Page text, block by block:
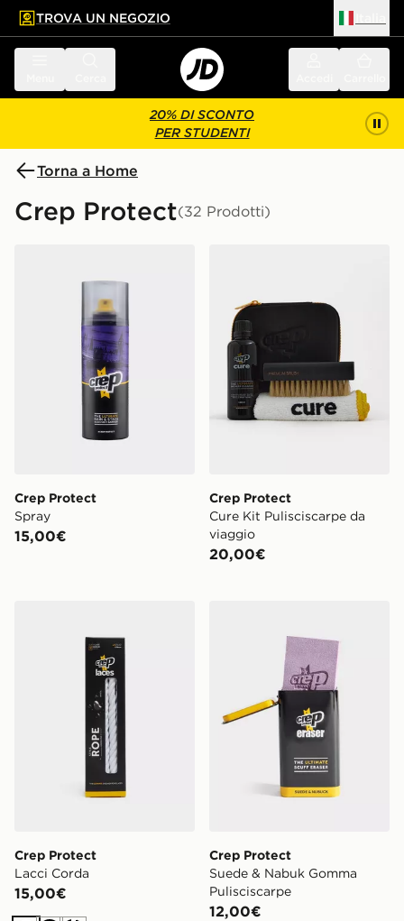
principale
a fondo pagina
TROVA UN NEGOZIO
20% DI SCONTO
PER STUDENTI
Torna a Home
Crep Protect(32 Prodotti)
Crep Protect
Spray
15,00€
Crep Protect
Cure Kit Pulisciscarpe da
viaggio
20,00€
Crep Protect
Lacci Corda
15,00€
Crep Protect
Suede & Nabuk Gomma
Pulisciscarpe
12,00€